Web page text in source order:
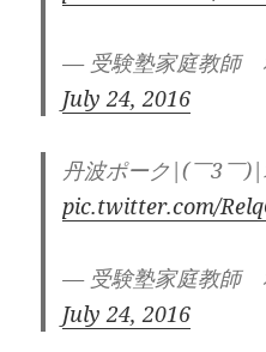
— 受験塾家庭教師
July 24, 2016
丹波ポーク|(￣3￣
pic.twitter.com/
— 受験塾家庭教師
July 24, 2016